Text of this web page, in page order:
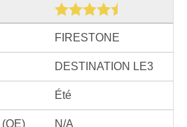
FIRESTONE
DESTINATION LE3
Été
N/A